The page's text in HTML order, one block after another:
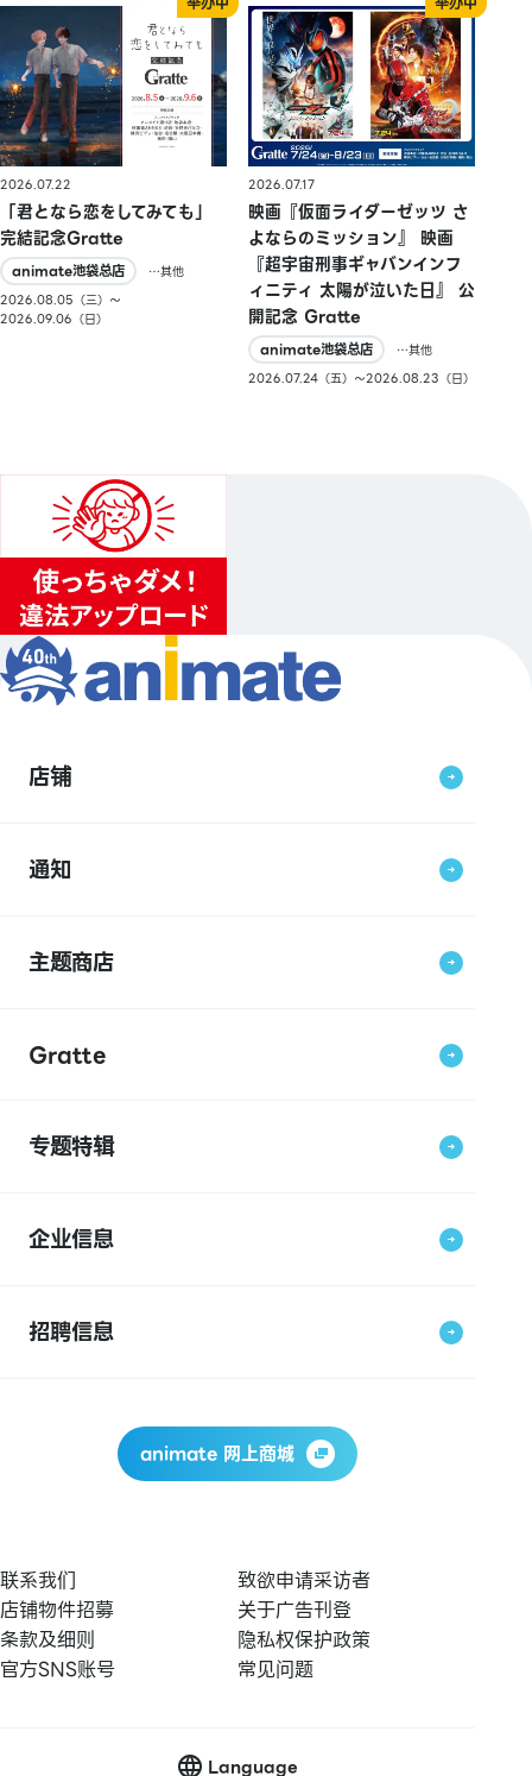
2026.07.22
「君となら恋をしてみても」
完結記念Gratte
animate池袋总店
…其他
2026.08.05（三）〜
2026.09.06（日）
2026.07.17
映画『仮面ライダーゼッツ さ
よならのミッション』 映画
『超宇宙刑事ギャバンインフ
ィニティ 太陽が泣いた日』 公
開記念 Gratte
animate池袋总店
…其他
2026.07.24（五）〜2026.08.23（日）
店铺
通知
主题商店
Gratte
专题特辑
企业信息
招聘信息
animate 网上商城
联系我们
致欲申请采访者
店铺物件招募
关于广告刊登
条款及细则
隐私权保护政策
官方SNS账号
常见问题
Language